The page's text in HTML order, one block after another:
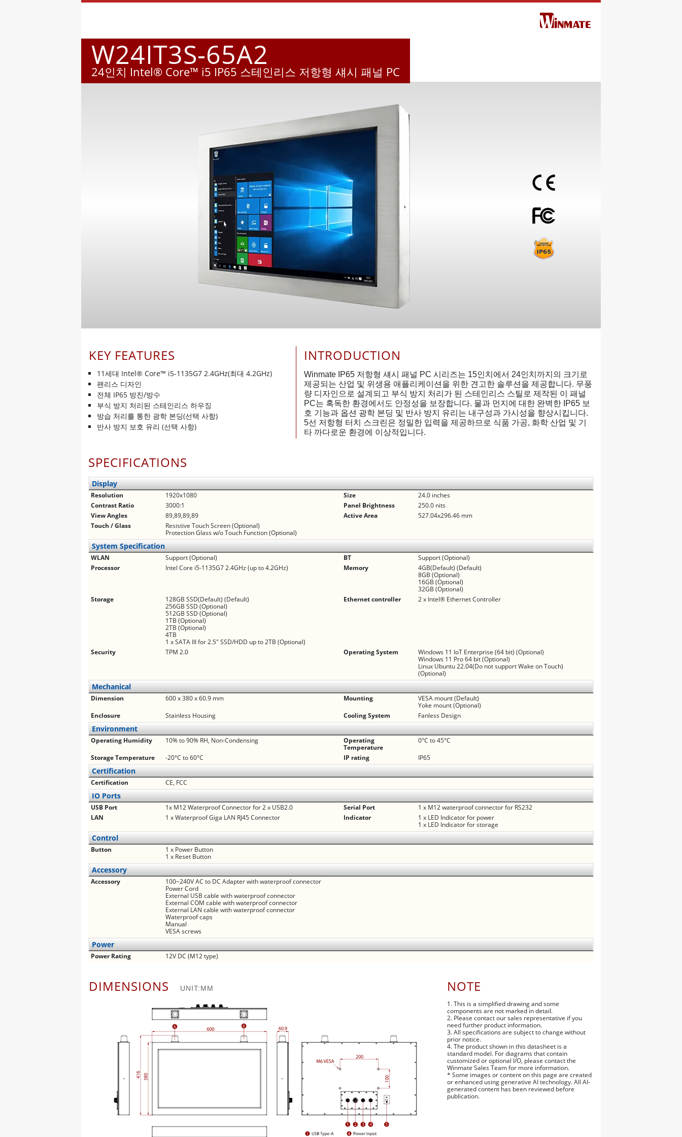
W24IT3S-65A2
24인치 Intel® Core™ i5 IP65 스테인리스 저항형 섀시 패널 PC
KEY FEATURES
11세대 Intel® Core™ i5-1135G7 2.4GHz(최대 4.2GHz)
팬리스 디자인
전체 IP65 방진/방수
부식 방지 처리된 스테인리스 하우징
방습 처리를 통한 광학 본딩(선택 사항)
반사 방지 보호 유리 (선택 사항)
INTRODUCTION
Winmate IP65 저항형 섀시 패널 PC 시리즈는 15인치에서 24인치까지의 크기로
제공되는 산업 및 위생용 애플리케이션을 위한 견고한 솔루션을 제공합니다. 무풍
량 디자인으로 설계되고 부식 방지 처리가 된 스테인리스 스틸로 제작된 이 패널
PC는 혹독한 환경에서도 안정성을 보장합니다. 물과 먼지에 대한 완벽한 IP65 보
호 기능과 옵션 광학 본딩 및 반사 방지 유리는 내구성과 가시성을 향상시킵니다.
5선 저항형 터치 스크린은 정밀한 입력을 제공하므로 식품 가공, 화학 산업 및 기
타 까다로운 환경에 이상적입니다.
SPECIFICATIONS
Display
Resolution 1920x1080 Size
24.0 inches
Contrast Ratio
3000:1 Panel Brightness
250.0 nits
View Angles
89,89,89,89 Active Area
527.04x296.46 mm
Touch / Glass
Resistive Touch Screen (Optional)
Protection Glass w/o Touch Function (Optional)
System Specification
WLAN Support (Optional) BT
Support (Optional)
Processor
Intel Core i5-1135G7 2.4GHz (up to 4.2GHz) Memory
4GB(Default) (Default)
8GB (Optional)
16GB (Optional)
32GB (Optional)
Storage
128GB SSD(Default) (Default)
256GB SSD (Optional)
512GB SSD (Optional)
1TB (Optional)
2TB (Optional)
4TB
1 x SATA III for 2.5" SSD/HDD up to 2TB (Optional)
Ethernet controller 2 x Intel® Ethernet Controller
Security TPM 2.0 Operating System
Windows 11 IoT Enterprise (64 bit) (Optional)
Windows 11 Pro 64 bit (Optional)
Linux Ubuntu 22.04(Do not support Wake on Touch)
(Optional)
Mechanical
Dimension 600 x 380 x 60.9 mm Mounting
VESA mount (Default)
Yoke mount (Optional)
Enclosure
Stainless Housing Cooling System Fanless Design
Environment
Operating Humidity 10% to 90% RH, Non-Condensing
Operating
Temperature
0°C to 45°C
Storage Temperature
-20°C to 60°C IP rating IP65
Certification
Certification CE, FCC
IO Ports
USB Port 1x M12 Waterproof Connector for 2 x USB2.0 Serial Port
1 x M12 waterproof connector for RS232
LAN
1 x Waterproof Giga LAN RJ45 Connector Indicator
1 x LED Indicator for power
1 x LED Indicator for storage
Control
Button
1 x Power Button
1 x Reset Button
Accessory
Accessory
100~240V AC to DC Adapter with waterproof connector
Power Cord
External USB cable with waterproof connector
External COM cable with waterproof connector
External LAN cable with waterproof connector
Waterproof caps
Manual
VESA screws
Power
Power Rating 12V DC (M12 type)
DIMENSIONS UNIT:MM NOTE
1. This is a simplified drawing and some
components are not marked in detail.
2. Please contact our sales representative if you
need further product information.
3. All specifications are subject to change without
prior notice.
4. The product shown in this datasheet is a
standard model. For diagrams that contain
customized or optional I/O, please contact the
Winmate Sales Team for more information.
* Some images or content on this page are created
or enhanced using generative AI technology. All AI-
generated content has been reviewed before
publication.